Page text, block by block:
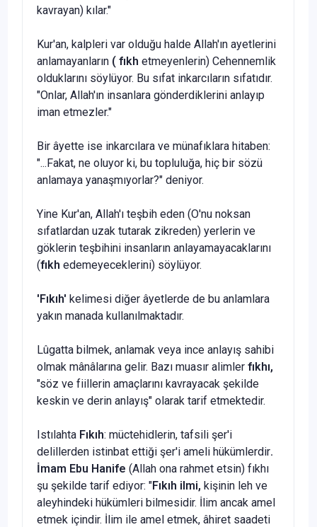
kavrayan) kılar."
Kur'an, kalpleri var olduğu halde Allah'ın ayetlerini
anlamayan­ların ( fıkh etmeyenlerin) Cehennemlik
olduklarını söylüyor. Bu sıfat inkarcıların sıfatıdır.
"Onlar, Allah'ın insanlara gönderdiklerini anla­yıp
iman etmezler."
Bir âyette ise inkarcılara ve münafıklara hitaben:
"...Fakat, ne olu­yor ki, bu topluluğa, hiç bir sözü
anlamaya yanaşmıyorlar?" deniyor.
Yine Kur'an, Allah'ı teşbih eden (O'nu noksan
sıfatlardan uzak tu­tarak zikreden) yerlerin ve
göklerin teşbihini insanların anlayamaya­caklarını
(fıkh edemeyeceklerini) söylüyor.
'Fıkıh' kelimesi diğer âyetlerde de bu anlamlara
yakın manada kul­lanılmaktadır.
Lûgatta bilmek, anlamak veya ince anlayış sahibi
olmak mânâlarına gelir. Bazı muasır alimler fıkhı,
"söz ve fiillerin amaçlarını kavrayacak şekilde
keskin ve derin anlayış" olarak tarif etmektedir.
Istılahta Fıkıh: müctehidlerin, tafsili şer'i
delillerden istinbat et­tiği şer'i ameli hükümlerdir.
İmam Ebu Hanife (Allah ona rahmet et­sin) fıkhı
şu şekilde tarif ediyor: "Fıkıh ilmi, kişinin leh ve
aleyhindeki hükümleri bilmesidir. İlim ancak amel
etmek içindir. İlim ile amel et­mek, âhiret saadeti